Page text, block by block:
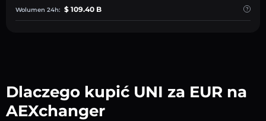
Wolumen 24h: $ 109.40 B
Dlaczego kupić UNI za EUR na
AEXchanger